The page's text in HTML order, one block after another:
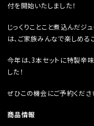
付を開始いたしました！
じっくりことこと煮込んだジ
は、ご家族みんなで楽しめる
今年は、3本セットに特製辛
した！
ぜひこの機会にご予約くださ
商品情報